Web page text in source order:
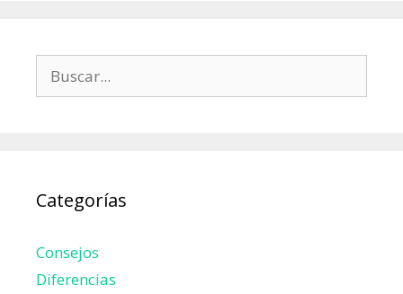
Categorías
Consejos
Diferencias